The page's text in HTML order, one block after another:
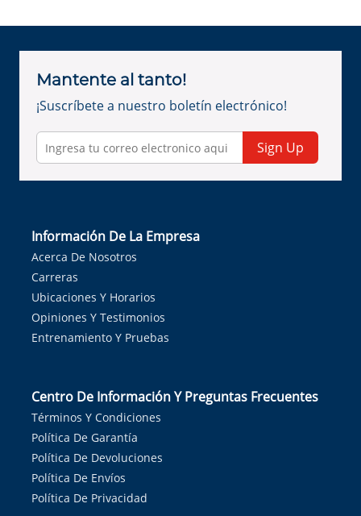
Mantente al tanto!
¡Suscríbete a nuestro boletín electrónico!
Sign Up
Información De La Empresa
Acerca De Nosotros
Carreras
Ubicaciones Y Horarios
Opiniones Y Testimonios
Entrenamiento Y Pruebas
Centro De Información Y Preguntas Frecuentes
Términos Y Condiciones
Política De Garantía
Política De Devoluciones
Política De Envíos
Política De Privacidad